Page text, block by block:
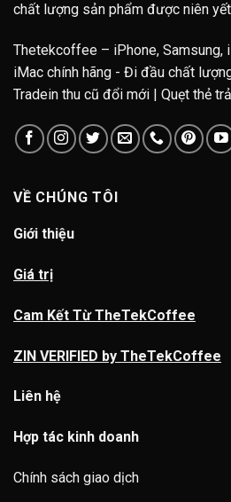
chất lượng sản phẩm được niên
Thetekcoffee – iPhone, Samsung,
iMac chính hãng - Đi đầu chất
Tradein thu cũ đổi mới | Quẹt thẻ
VỀ CHÚNG TÔI
Giới thiệu
Giá trị
Cam Kết Từ TheTekCoffee
ZIN VERIFIED by TheTekCoffee
Liên hệ
Hợp tác kinh doanh
Chính sách giao dịch